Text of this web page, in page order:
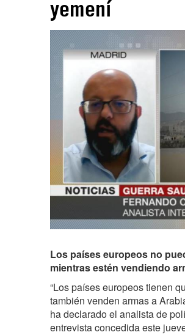
yemení
Los países europeos no
mientras estén vendiendo
“Los países europeos tienen
también venden armas a
ha declarado el analista de
entrevista concedida este